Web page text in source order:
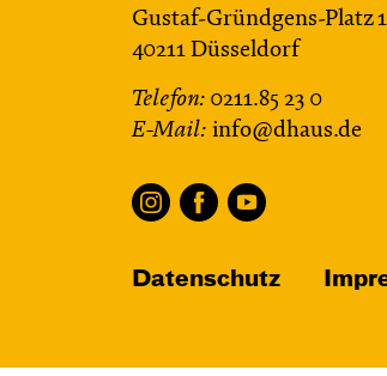
Gustaf-Gründgens-Platz 1
40211 Düsseldorf
Telefon: 0211.85 23 0
E-Mail: info@dhaus.de
Datenschutz